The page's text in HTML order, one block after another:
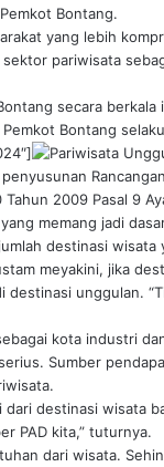
Bontang.
yang lebih
pariwisata
secara
Bontang
2009 Pasal 9
memang jadi
destinasi
meyakini, jika
unggulan.
kota industri
Sumber
dari destinasi wisata
PAD kita,” tuturnya.
dari wisata.